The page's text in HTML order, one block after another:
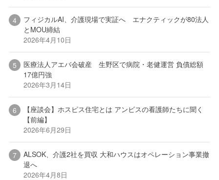
フィジカルAI、介護現場で実証へ エナクティックが80法人
とMOU締結
2026年4月10日
医療法人アエバ会破産 生野区で病院・老健運営 負債総額
17億円強
2026年3月14日
【座談会】ホスピス住宅とは アンビスの看護師たちに聞く
【前編】
2026年6月29日
ALSOK、介護2社を買収 大和ハウスはオペレーション事業撤
退へ
2026年4月8日